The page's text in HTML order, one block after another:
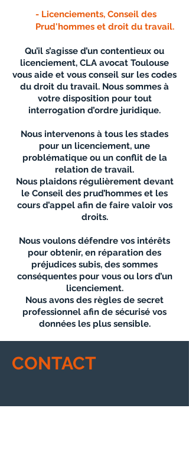
- Licenciements, Conseil des
Prud'hommes et droit du travail.
Qu’il s’agisse d’un contentieux ou
licenciement, CLA avocat Toulouse
vous aide et vous conseil sur les codes
du droit du travail. Nous sommes à
votre disposition pour tout
interrogation d’ordre juridique.
Nous intervenons à tous les stades
pour un licenciement, une
problématique ou un conflit de la
relation de travail.
Nous plaidons régulièrement devant
le Conseil des prud’hommes et les
cours d’appel afin de faire valoir vos
droits.
Nous voulons défendre vos intérêts
pour obtenir, en réparation des
préjudices subis, des sommes
conséquentes pour vous ou lors d’un
licenciement.
Nous avons des règles de secret
professionnel afin de sécurisé vos
données les plus sensible.
CONTACT